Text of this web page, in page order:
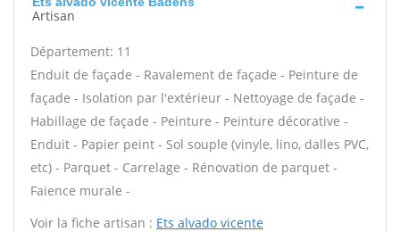
Artisan
Département: 11
Enduit de façade - Ravalement de façade - Peinture de
façade - Isolation par l'extérieur - Nettoyage de façade -
Habillage de façade - Peinture - Peinture décorative -
Enduit - Papier peint - Sol souple (vinyle, lino, dalles PVC,
etc) - Parquet - Carrelage - Rénovation de parquet -
Faïence murale -
Voir la fiche artisan : Ets alvado vicente